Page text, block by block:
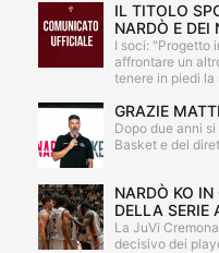
IL TITOLO
NARDÒ E DEI
I soci: "Progetto
affrontare un
tenere in piedi la
GRAZIE
Dopo due anni
Basket e del
NARDÒ KO
DELLA SERIE
La JuVi
decisivo dei